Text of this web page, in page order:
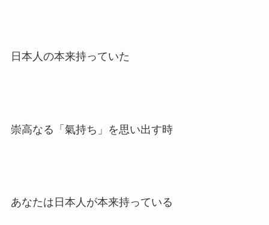
日本人の本来持っていた
崇高なる「氣持ち」を思い出す時
あなたは日本人が本来持っている